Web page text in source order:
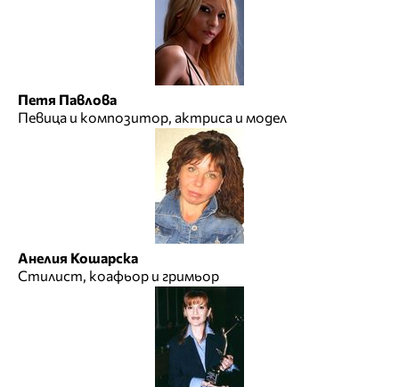
Петя Павлова
Певица и композитор, актриса и модел
Анелия Кошарска
Стилист, коафьор и гримьор